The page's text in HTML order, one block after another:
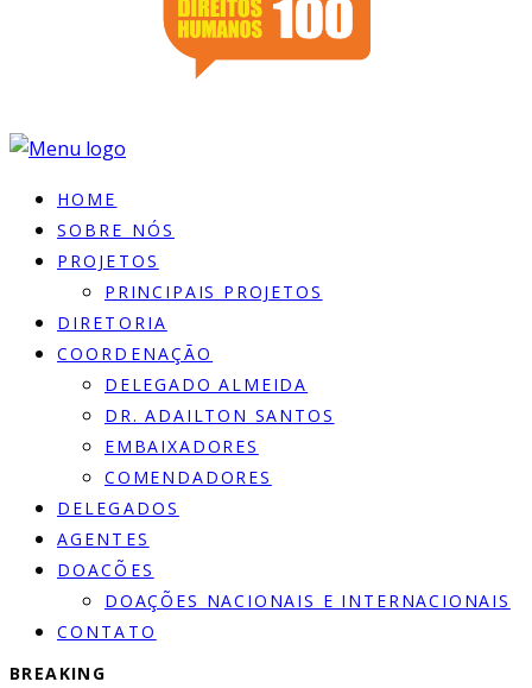
HOME
SOBRE NÓS
PROJETOS
PRINCIPAIS PROJETOS
DIRETORIA
COORDENAÇÃO
DELEGADO ALMEIDA
DR. ADAILTON SANTOS
EMBAIXADORES
COMENDADORES
DELEGADOS
AGENTES
DOACÕES
DOAÇÕES NACIONAIS E INTERNACIONAIS
CONTATO
BREAKING